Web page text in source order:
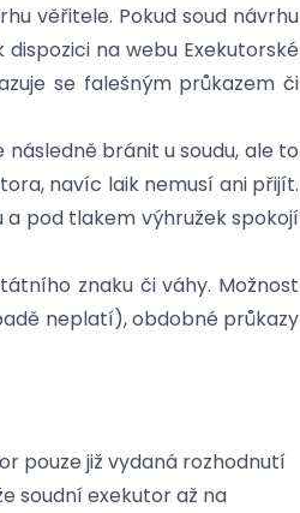
věřitele. Pokud soud návrhu
dispozici na webu Exekutorské
se falešným průkazem či
bránit u soudu, ale to
navíc laik nemusí ani přijít.
pod tlakem výhružek spokojí
znaku či váhy. Možnost
neplatí), obdobné průkazy
pouze již vydaná rozhodnutí
soudní exekutor až na